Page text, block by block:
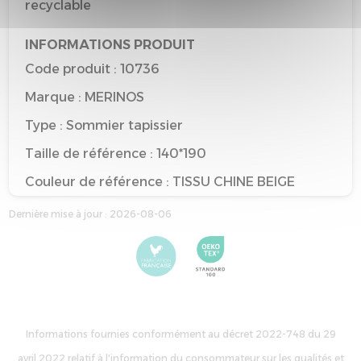
recyclable
INFORMATIONS PRODUIT
Code produit : 10736
Marque : MERINOS
Type : Sommier tapissier
Taille de référence : 140*190
Couleur de référence : TISSU CHINE BEIGE
Dernière mise à jour : 2026-08-06
Informations fournies conformément au décret 2022-748 du 29
avril 2022 relatif à l'information du consommateur sur les qualités et